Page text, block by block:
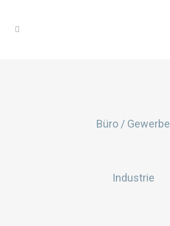
Büro / Gewerbe
Industrie